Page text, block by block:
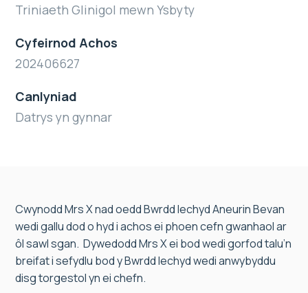
Triniaeth Glinigol mewn Ysbyty
Cyfeirnod Achos
202406627
Canlyniad
Datrys yn gynnar
Cwynodd Mrs X nad oedd Bwrdd Iechyd Aneurin Bevan
wedi gallu dod o hyd i achos ei phoen cefn gwanhaol ar
ôl sawl sgan. Dywedodd Mrs X ei bod wedi gorfod talu’n
breifat i sefydlu bod y Bwrdd Iechyd wedi anwybyddu
disg torgestol yn ei chefn.